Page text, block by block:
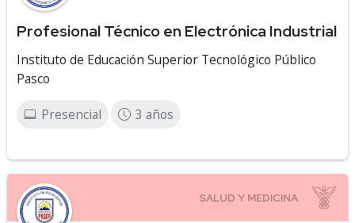
Profesional Técnico en Electrónica Industrial
Instituto de Educación Superior Tecnológico Público
Pasco
Presencial 3 años